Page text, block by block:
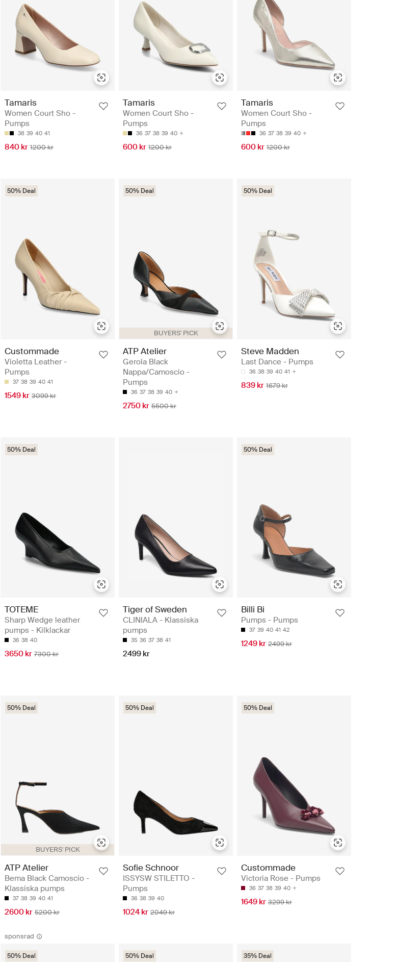
Tamaris
Women Court Sho -
Pumps
38 39 40 41
840 kr 1200 kr
Tamaris
Women Court Sho -
Pumps
36 37 38 39 40
600 kr 1200 kr
Tamaris
Women Court Sho -
Pumps
36 37 38 39 40
600 kr 1200 kr
50% Deal
Custommade
Violetta Leather -
Pumps
37 38 39 40 41
1549 kr 3099 kr
BUYERS' PICK
50% Deal
ATP Atelier
Gerola Black
Nappa/Camoscio -
Pumps
36 37 38 39 40
2750 kr 5500 kr
50% Deal
Steve Madden
Last Dance - Pumps
36 38 39 40 41
839 kr 1679 kr
50% Deal
TOTEME
Sharp Wedge leather
pumps - Kilklackar
36 38 40
3650 kr 7300 kr
Tiger of Sweden
CLINIALA - Klassiska
pumps
35 36 37 38 41
2499 kr
50% Deal
Billi Bi
Pumps - Pumps
37 39 40 41 42
1249 kr 2499 kr
BUYERS' PICK
50% Deal
ATP Atelier
Bema Black Camoscio -
Klassiska pumps
37 38 39 40 41
2600 kr 5200 kr
50% Deal
Sofie Schnoor
ISSYSW STILETTO -
Pumps
36 38 39 40
1024 kr 2049 kr
50% Deal
Custommade
Victoria Rose - Pumps
36 37 38 39 40
1649 kr 3299 kr
sponsrad
50% Deal 50% Deal 35% Deal